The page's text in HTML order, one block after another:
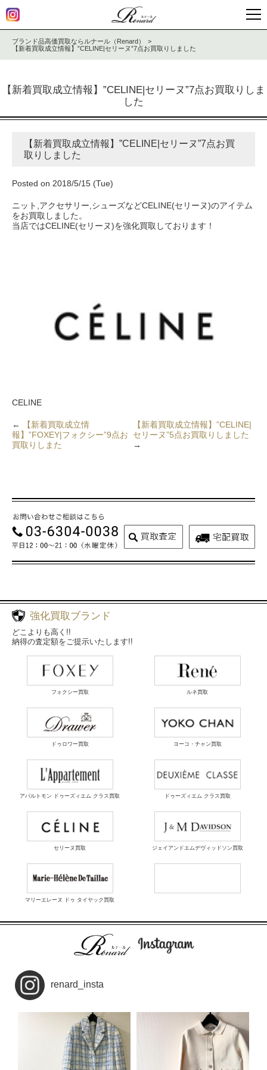
ブランド品高価買取ならルナール（Renard）
【新着買取成立情報】”CELINE|セリーヌ”7点お買取りしました
【新着買取成立情報】”CELINE|セリーヌ”7点お買取りしま
した
【新着買取成立情報】”CELINE|セリーヌ”7点お買
取りしました
Posted on 2018/5/15 (Tue)
ニット,アクセサリー,シューズなどCELINE(セリーヌ)のアイテム
をお買取しました。
当店ではCELINE(セリーヌ)を強化買取しております！
CELINE
←
【新着買取成立情
報】”FOXEY|フォクシー”9点お
買取りしまた
【新着買取成立情報】”CELINE|
セリーヌ”5点お買取りしました
→
強化買取ブランド
どこよりも高く!!
納得の査定額をご提示いたします!!
フォクシー買取 ルネ買取
ドゥロワー買取 ヨーコ・チャン買取
アパルトモン ドゥーズィエム クラス買取 ドゥーズィエム クラス買取
セリーヌ買取 ジェイアンドエムデヴィッドソン買取
マリーエレーヌ ドゥ タイヤック買取
renard_insta